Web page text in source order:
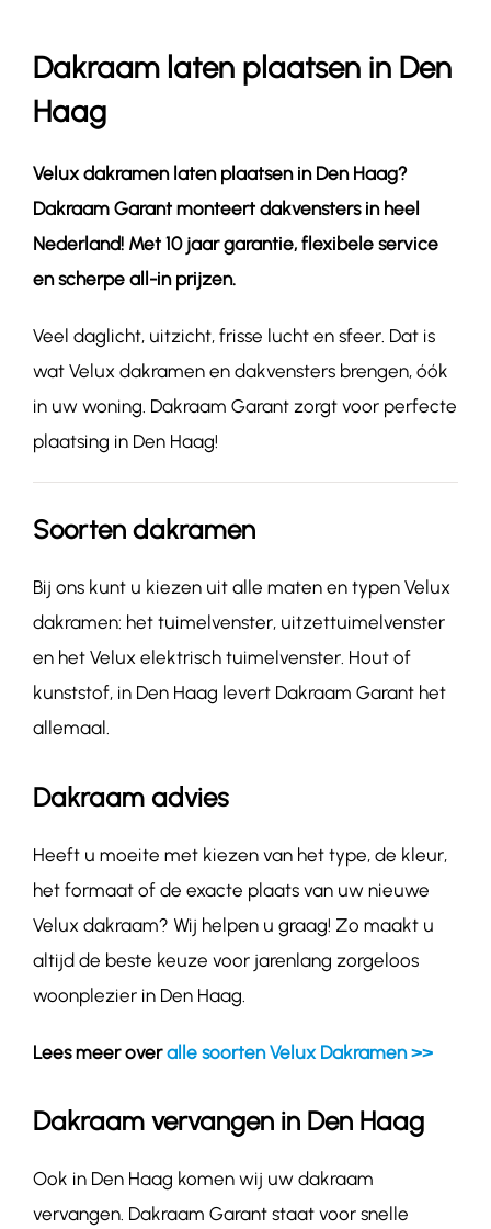
Contact
Dakraam laten plaatsen in Den
Haag
Velux dakramen laten plaatsen in Den Haag?
Dakraam Garant monteert dakvensters in heel
Nederland! Met 10 jaar garantie, flexibele service
en scherpe all-in prijzen.
Veel daglicht, uitzicht, frisse lucht en sfeer. Dat is
wat Velux dakramen en dakvensters brengen, óók
in uw woning. Dakraam Garant zorgt voor perfecte
plaatsing in Den Haag!
Soorten dakramen
Bij ons kunt u kiezen uit alle maten en typen Velux
dakramen: het tuimelvenster, uitzettuimelvenster
en het Velux elektrisch tuimelvenster. Hout of
kunststof, in Den Haag levert Dakraam Garant het
allemaal.
Dakraam advies
Heeft u moeite met kiezen van het type, de kleur,
het formaat of de exacte plaats van uw nieuwe
Velux dakraam? Wij helpen u graag! Zo maakt u
altijd de beste keuze voor jarenlang zorgeloos
woonplezier in Den Haag.
Lees meer overalle soorten Velux Dakramen >>
Dakraam vervangen in Den Haag
Ook in Den Haag komen wij uw dakraam
vervangen. Dakraam Garant staat voor snelle